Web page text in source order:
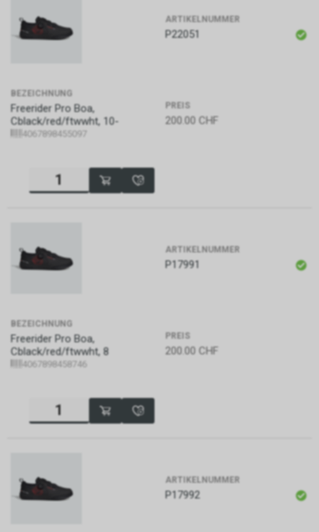
ARTIKELNUMMER
P22051
BEZEICHNUNG
Freerider Pro Boa,
Cblack/red/ftwwht, 10-
4067898455097
PREIS
200.00 CHF
ARTIKELNUMMER
P17991
BEZEICHNUNG
Freerider Pro Boa,
Cblack/red/ftwwht, 8
4067898458746
PREIS
200.00 CHF
ARTIKELNUMMER
P17992